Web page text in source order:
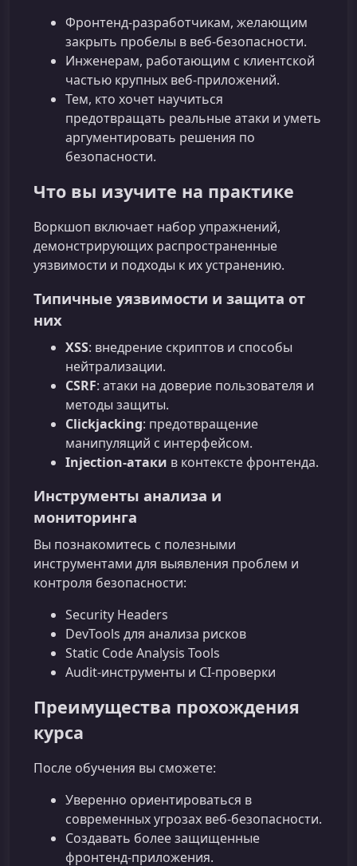
Фронтенд-разработчикам, желающим
закрыть пробелы в веб-безопасности.
Инженерам, работающим с клиентской
частью крупных веб-приложений.
Тем, кто хочет научиться
предотвращать реальные атаки и уметь
аргументировать решения по
безопасности.
Что вы изучите на практике
Воркшоп включает набор упражнений,
демонстрирующих распространенные
уязвимости и подходы к их устранению.
Типичные уязвимости и защита от
них
XSS: внедрение скриптов и способы
нейтрализации.
CSRF: атаки на доверие пользователя и
методы защиты.
Clickjacking: предотвращение
манипуляций с интерфейсом.
Injection-атаки в контексте фронтенда.
Инструменты анализа и
мониторинга
Вы познакомитесь с полезными
инструментами для выявления проблем и
контроля безопасности:
Security Headers
DevTools для анализа рисков
Static Code Analysis Tools
Audit-инструменты и CI-проверки
Преимущества прохождения
курса
После обучения вы сможете:
Уверенно ориентироваться в
современных угрозах веб-безопасности.
Создавать более защищенные
фронтенд-приложения.